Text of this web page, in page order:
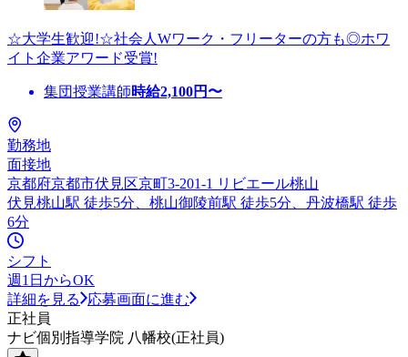
☆大学生歓迎!☆社会人Wワーク・フリーターの方も◎ホワ
イト企業アワード受賞!
集団授業講師時給2,100円〜
勤務地
面接地
京都府京都市伏見区京町3-201-1 リビエール桃山
伏見桃山駅 徒歩5分、桃山御陵前駅 徒歩5分、丹波橋駅 徒歩
6分
シフト
週1日からOK
詳細を見る
応募画面に進む
正社員
ナビ個別指導学院 八幡校(正社員)